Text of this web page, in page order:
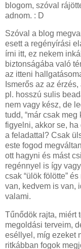
blogom, szóval
adnom. : D
Szóval a blog
esett a regényírási
írni itt, ez nekem
biztonságába való
az itteni
Ismerős az az
pl. hosszú sulis
nem vagy kész, de
tudd, “már csak
figyelni, akkor se,
a feladattal? Csak
este fogod
ott hagyni és mást
regénnyel is így
csak “ülök fölötte”
van, kedvem is van,
valami.
Tűnődök rajta, miért
megoldási terveim,
eséllyel, míg ezeket
ritkábban fogok